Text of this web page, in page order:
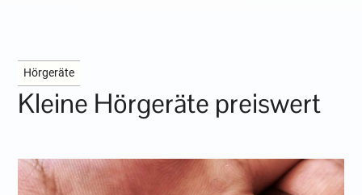
Hörgeräte
Kleine Hörgeräte preiswert